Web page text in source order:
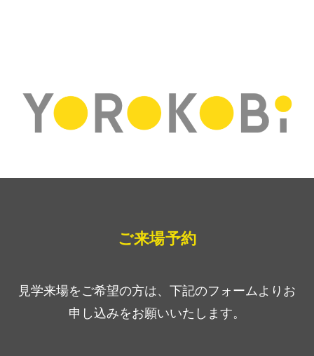
ご来場予約
見学来場をご希望の方は、下記のフォームよりお
申し込みをお願いいたします。